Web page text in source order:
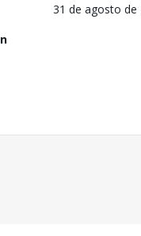
31 de agosto de